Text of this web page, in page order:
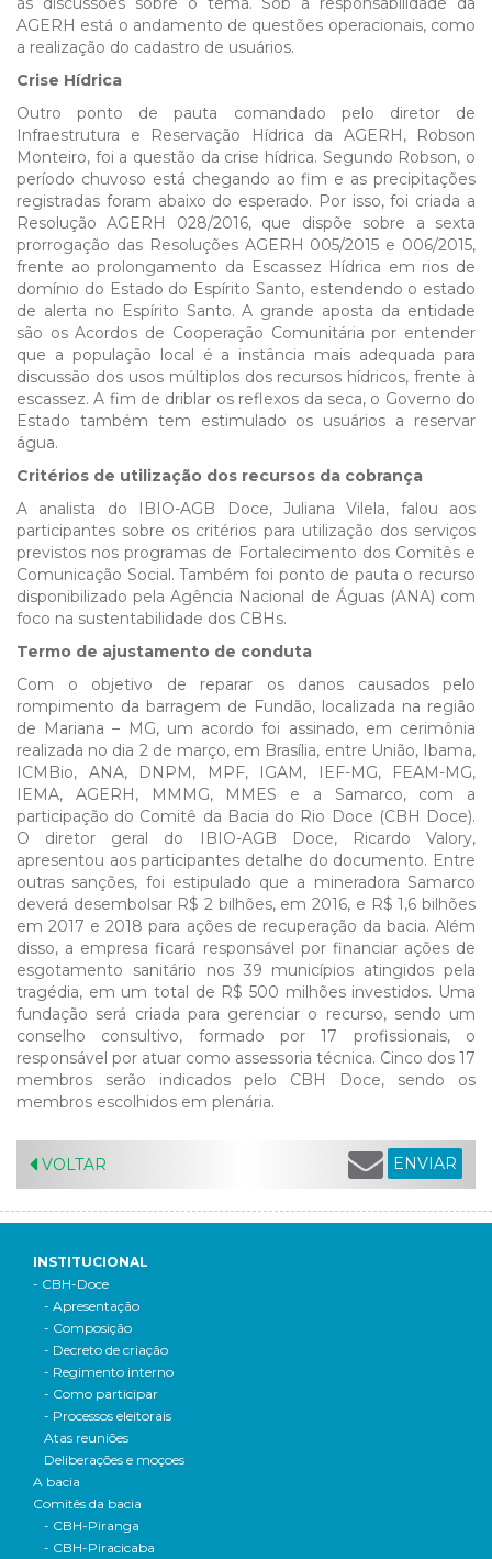
AGERH está o andamento de questões operacionais, como
a realização do cadastro de usuários.
Crise Hídrica
Outro ponto de pauta comandado pelo diretor de
Infraestrutura e Reservação Hídrica da AGERH, Robson
Monteiro, foi a questão da crise hídrica. Segundo Robson, o
período chuvoso está chegando ao fim e as precipitações
registradas foram abaixo do esperado. Por isso, foi criada a
Resolução AGERH 028/2016, que dispõe sobre a sexta
prorrogação das Resoluções AGERH 005/2015 e 006/2015,
frente ao prolongamento da Escassez Hídrica em rios de
domínio do Estado do Espírito Santo, estendendo o estado
de alerta no Espírito Santo. A grande aposta da entidade
são os Acordos de Cooperação Comunitária por entender
que a população local é a instância mais adequada para
discussão dos usos múltiplos dos recursos hídricos, frente à
escassez. A fim de driblar os reflexos da seca, o Governo do
Estado também tem estimulado os usuários a reservar
água.
Critérios de utilização dos recursos da cobrança
A analista do IBIO-AGB Doce, Juliana Vilela, falou aos
participantes sobre os critérios para utilização dos serviços
previstos nos programas de Fortalecimento dos Comitês e
Comunicação Social. Também foi ponto de pauta o recurso
disponibilizado pela Agência Nacional de Águas (ANA) com
foco na sustentabilidade dos CBHs.
Termo de ajustamento de conduta
Com o objetivo de reparar os danos causados pelo
rompimento da barragem de Fundão, localizada na região
de Mariana – MG, um acordo foi assinado, em cerimônia
realizada no dia 2 de março, em Brasília, entre União, Ibama,
ICMBio, ANA, DNPM, MPF, IGAM, IEF-MG, FEAM-MG,
IEMA, AGERH, MMMG, MMES e a Samarco, com a
participação do Comitê da Bacia do Rio Doce (CBH Doce).
O diretor geral do IBIO-AGB Doce, Ricardo Valory,
apresentou aos participantes detalhe do documento. Entre
outras sanções, foi estipulado que a mineradora Samarco
deverá desembolsar R$ 2 bilhões, em 2016, e R$ 1,6 bilhões
em 2017 e 2018 para ações de recuperação da bacia. Além
disso, a empresa ficará responsável por financiar ações de
esgotamento sanitário nos 39 municípios atingidos pela
tragédia, em um total de R$ 500 milhões investidos. Uma
fundação será criada para gerenciar o recurso, sendo um
conselho consultivo, formado por 17 profissionais, o
responsável por atuar como assessoria técnica. Cinco dos 17
membros serão indicados pelo CBH Doce, sendo os
membros escolhidos em plenária.
VOLTAR ENVIAR
INSTITUCIONAL
- CBH-Doce
- Apresentação
- Composição
- Decreto de criação
- Regimento interno
- Como participar
- Processos eleitorais
Atas reuniões
Deliberações e moçoes
A bacia
Comitês da bacia
- CBH-Piranga
- CBH-Piracicaba